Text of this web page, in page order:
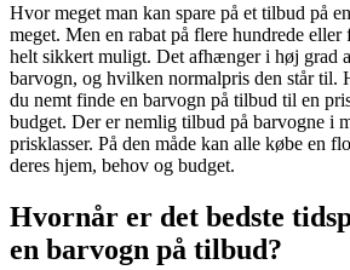
Hvor meget man kan spare på et tilbud på
meget. Men en rabat på flere hundrede eller
helt sikkert muligt. Det afhænger i høj grad
barvogn, og hvilken normalpris den står til.
du nemt finde en barvogn på tilbud til en
budget. Der er nemlig tilbud på barvogne i
prisklasser. På den måde kan alle købe en
deres hjem, behov og budget.
Hvornår er det bedste
en barvogn på tilbud?